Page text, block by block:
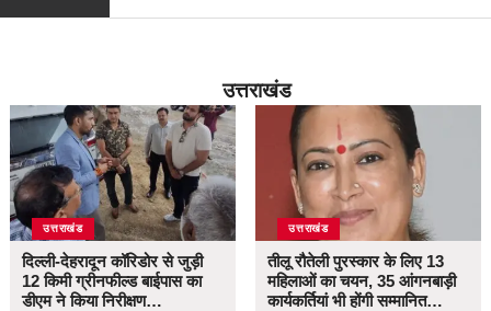
उत्तराखंड
उत्तराखंड
दिल्ली-देहरादून कॉरिडोर से जुड़ी
12 किमी ग्रीनफील्ड बाईपास का
डीएम ने किया निरीक्षण…
उत्तराखंड
तीलू रौतेली पुरस्कार के लिए 13
महिलाओं का चयन, 35 आंगनबाड़ी
कार्यकर्तियां भी होंगी सम्मानित…